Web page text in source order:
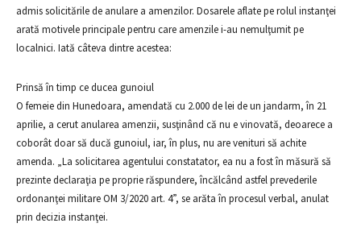
admis solicitările de anulare a amenzilor. Dosarele aflate pe rolul instanţei
arată motivele principale pentru care amenzile i-au nemulţumit pe
localnici. Iată câteva dintre acestea:
Prinsă în timp ce ducea gunoiul
O femeie din Hunedoara, amendată cu 2.000 de lei de un jandarm, în 21
aprilie, a cerut anularea amenzii, susţinând că nu e vinovată, deoarece a
coborât doar să ducă gunoiul, iar, în plus, nu are venituri să achite
amenda. „La solicitarea agentului constatator, ea nu a fost în măsură să
prezinte declaraţia pe proprie răspundere, încălcând astfel prevederile
ordonanţei militare OM 3/2020 art. 4”, se arăta în procesul verbal, anulat
prin decizia instanţei.